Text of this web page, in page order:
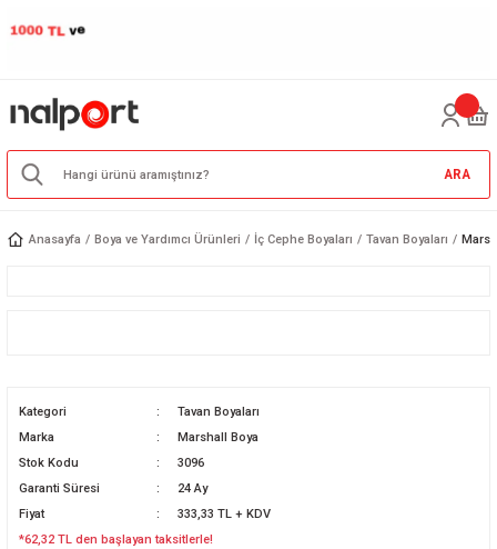
ARA
Anasayfa Boya ve Yardımcı Ürünleri İç Cephe Boyaları Tavan Boyaları
Kategori
Tavan Boyaları
Marka
Marshall Boya
Stok Kodu
3096
Garanti Süresi
24 Ay
Fiyat
333,33 TL + KDV
*62,32 TL den başlayan taksitlerle!